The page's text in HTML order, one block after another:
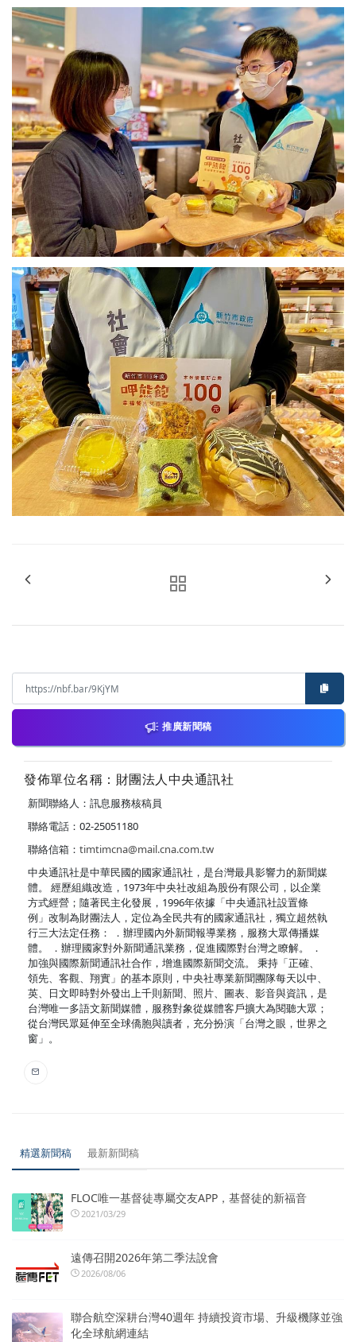
推廣新聞稿
發佈單位名稱：財團法人中央通訊社
新聞聯絡人：訊息服務核稿員
聯絡電話：02-25051180
聯絡信箱： timtimcna@mail.cna.com.tw
中央通訊社是中華民國的國家通訊社，是台灣最具影響力的新聞媒
體。 經歷組織改造，1973年中央社改組為股份有限公司，以企業
方式經營；隨著民主化發展，1996年依據「中央通訊社設置條
例」改制為財團法人，定位為全民共有的國家通訊社，獨立超然執
行三大法定任務： ．辦理國內外新聞報導業務，服務大眾傳播媒
體。 ．辦理國家對外新聞通訊業務，促進國際對台灣之瞭解。 ．
加強與國際新聞通訊社合作，增進國際新聞交流。 秉持「正確、
領先、客觀、翔實」的基本原則，中央社專業新聞團隊每天以中、
英、日文即時對外發出上千則新聞、照片、圖表、影音與資訊，是
台灣唯一多語文新聞媒體，服務對象從媒體客戶擴大為閱聽大眾；
從台灣民眾延伸至全球僑胞與讀者，充分扮演「台灣之眼，世界之
窗」。
精選新聞稿 最新新聞稿
FLOC唯一基督徒專屬交友APP，基督徒的新福音
2021/03/29
遠傳召開2026年第二季法說會
2026/08/06
聯合航空深耕台灣40週年 持續投資市場、升級機隊並強
化全球航網連結